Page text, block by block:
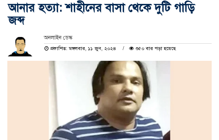
আনার হত্যা: শাহীনের বাসা থেকে দুটি গাড়ি
জব্দ
অনলাইন ডেস্ক
প্রকাশিত: মঙ্গলবার, ১১ জুন, ২০২৪
৩৫০ বার পড়া হয়েছে